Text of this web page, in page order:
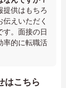
提供はもちろ
えいただく
す。面接の日
率的に転職活
はこちら